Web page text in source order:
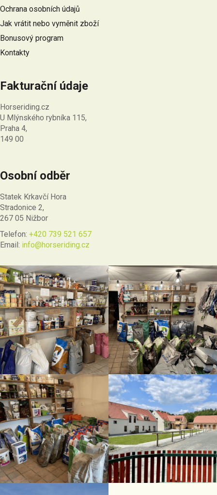
í
Ochrana osobních údajů
Jak vrátit nebo vyměnit zboží
Bonusový program
Kontakty
Fakturační údaje
Horseriding.cz
U Mlýnského rybníka 115,
Praha 4,
149 00
Osobní odběr
Statek Krkavčí Hora
Stradonice 2,
267 05 Nižbor
Telefon: +420 739 521 657
Email: info@horseriding.cz